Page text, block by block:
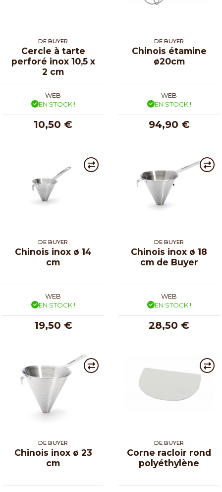
DE BUYER
Cercle à tarte
perforé inox 10,5 x
2 cm
WEB
EN STOCK !
10,50 €
DE BUYER
Chinois étamine
ø20cm
WEB
EN STOCK !
94,90 €
DE BUYER
Chinois inox ø 14
cm
WEB
EN STOCK !
19,50 €
DE BUYER
Chinois inox ø 18
cm de Buyer
WEB
EN STOCK !
28,50 €
DE BUYER
Chinois inox ø 23
cm
DE BUYER
Corne racloir rond
polyéthylène